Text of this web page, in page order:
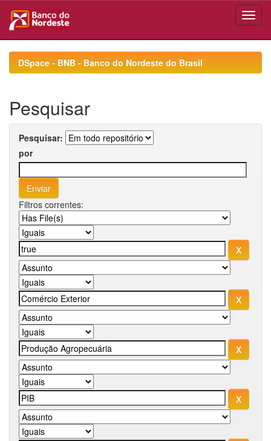
navigationDSpace - BNB - Banco do Nordeste do Brasil
Pesquisar
Pesquisar:
por
Filtros correntes: